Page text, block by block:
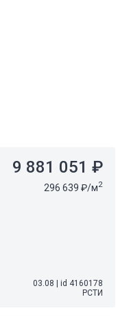
9 881 051 ₽
296 639 ₽/м2
03.08 | id 4160178
РСТИ